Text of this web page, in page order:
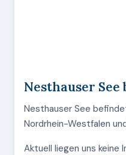
Nesthauser See
Nesthauser See
Nordrhein-Westfalen
Aktuell liegen uns keine